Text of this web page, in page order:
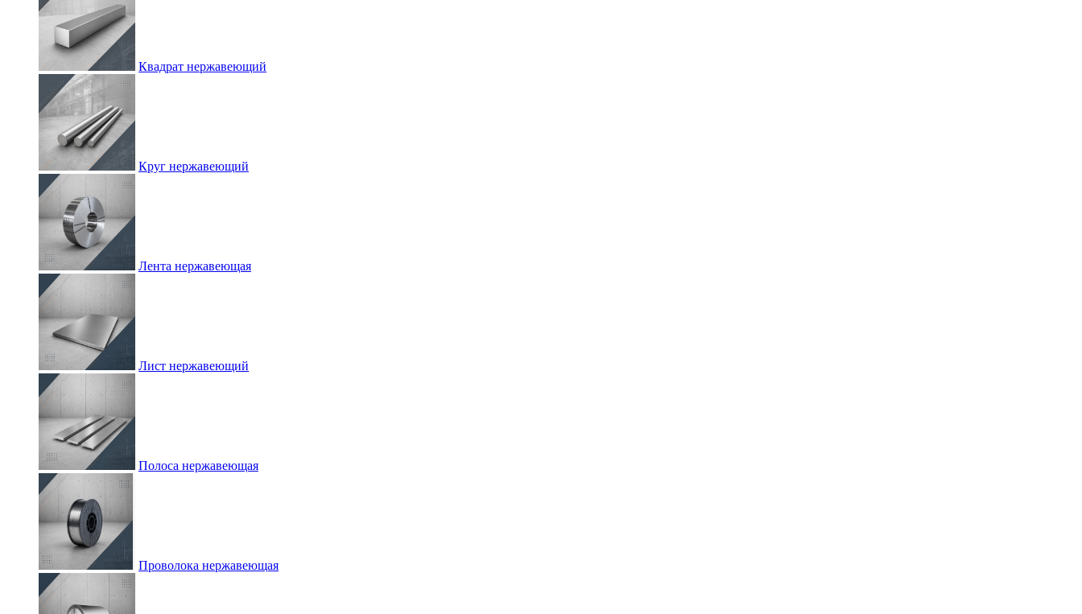
Квадрат нержавеющий
Круг нержавеющий
Лента нержавеющая
Лист нержавеющий
Полоса нержавеющая
Проволока нержавеющая